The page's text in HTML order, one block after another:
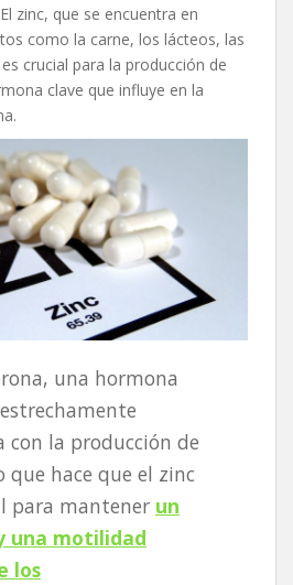
zinc, que se encuentra en
como la carne, los lácteos, las
crucial para la producción de
clave que influye en la
una hormona
con la producción de
que hace que el zinc
para mantener un
una motilidad
los